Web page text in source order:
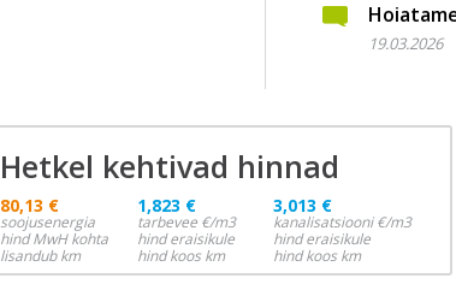
19.03.2026
Hetkel kehtivad hinnad
80,13 €
soojusenergia
hind MwH kohta
lisandub km
1,823 €
tarbevee €/m3
hind eraisikule
hind koos km
3,013 €
kanalisatsiooni €/m3
hind eraisikule
hind koos km